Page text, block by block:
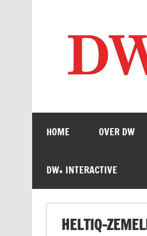
HOME OVER DW
DW+ INTERACTIVE
HELTIQ-